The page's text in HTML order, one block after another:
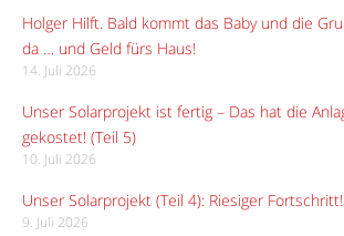
Holger Hilft. Bald kommt das Baby und die
da … und Geld fürs Haus!
14. Juli 2026
Unser Solarprojekt ist fertig – Das hat die
gekostet! (Teil 5)
10. Juli 2026
Unser Solarprojekt (Teil 4): Riesiger Fortschritt!
9. Juli 2026